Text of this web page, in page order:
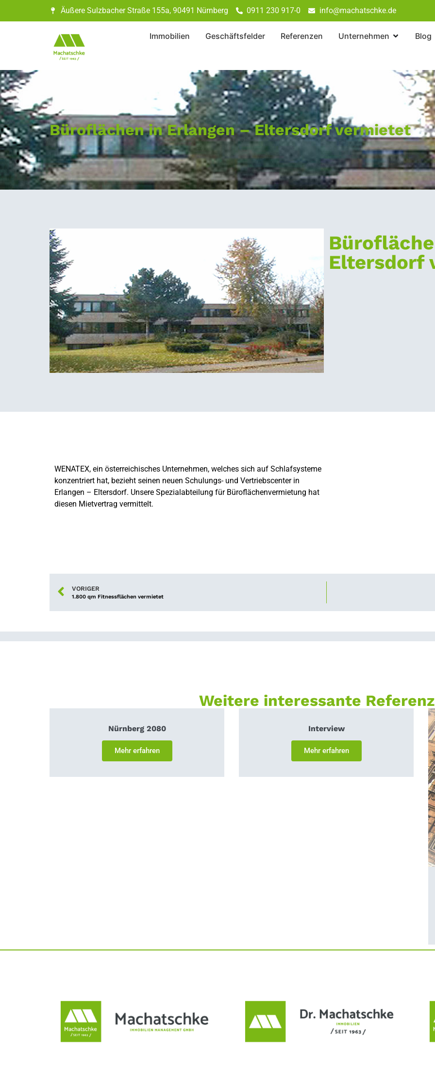
Äußere Sulzbacher Straße 155a, 90491 Nürnberg 0911 230 917-0 info@machatschke.de
Immobilien Geschäftsfelder Referenzen Unternehmen Blog
Büroflächen in Erlangen – Eltersdorf vermietet
Eltersdorf
WENATEX, ein österreichisches Unternehmen, welches sich auf Schlafsysteme
konzentriert hat, bezieht seinen neuen Schulungs- und Vertriebscenter in
Erlangen – Eltersdorf. Unsere Spezialabteilung für Büroflächenvermietung hat
diesen Mietvertrag vermittelt.
VORIGER
1.800 qm Fitnessflächen vermietet
Weitere interessante
Nürnberg 2080
Mehr erfahren
Interview
Mehr erfahren